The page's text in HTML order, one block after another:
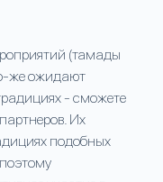
(тамады
же ожидают
- сможете
Их
подобных